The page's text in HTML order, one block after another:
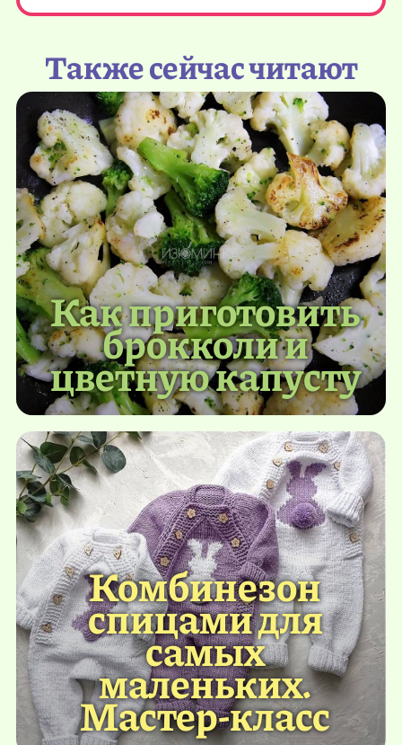
Также сейчас читают
Как приготовить
брокколи и
цветную капусту
Комбинезон
спицами для
самых
маленьких.
Мастер-класс